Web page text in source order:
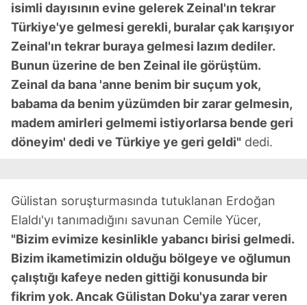
isimli dayısının evine gelerek Zeinal'ın tekrar
Türkiye'ye gelmesi gerekli, buralar çak karışıyor
Zeinal'ın tekrar buraya gelmesi lazım dediler.
Bunun üzerine de ben Zeinal ile görüştüm.
Zeinal da bana 'anne benim bir suçum yok,
babama da benim yüzümden bir zarar gelmesin,
madem amirleri gelmemi istiyorlarsa bende geri
döneyim' dedi ve Türkiye ye geri geldi" dedi.
Gülistan soruşturmasında tutuklanan Erdoğan
Elaldı'yı tanımadığını savunan Cemile Yücer,
"Bizim evimize kesinlikle yabancı birisi gelmedi.
Bizim ikametimizin olduğu bölgeye ve oğlumun
çalıştığı kafeye neden gittiği konusunda bir
fikrim yok. Ancak Gülistan Doku'ya zarar veren